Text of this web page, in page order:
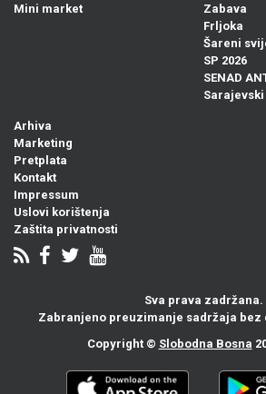
Mini market
Zabava
Frljoka
Šareni
SP 2026
SENAD
Arhiva
Marketing
Pretplata
Kontakt
Impressum
Uslovi korištenja
Zaštita privatnosti
Sva prava zadržana.
Zabranjeno preuzimanje sadržaja bez
Copyright © Slobodna Bosna